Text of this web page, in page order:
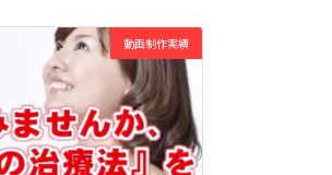
動画制作実績